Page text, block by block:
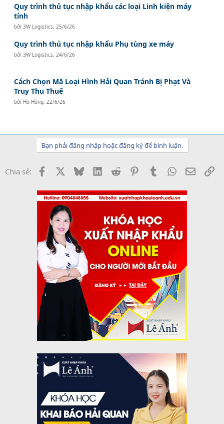
Quy trình thủ tục nhập khẩu các loại Linh kiện máy
tính
bởi3W Logistics,25/6/26
Quy trình thủ tục nhập khẩu Phụ tùng xe máy
bởi3W Logistics,24/6/26
Cách Chọn Mã Loại Hình Hải Quan Tránh Bị Phạt Và
Truy Thu Thuế
bởi Hồ Hồng,22/6/26
Bạn phải đăng nhập hoặc đăng ký để bình luận.
Chia sẻ: Facebook BlueskyLinkedInReddit PinterestTumblrWhatsApp
Email